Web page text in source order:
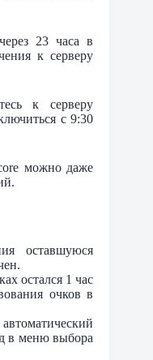
23 часа в
к серверу
к серверу
с 9:30
можно даже
оставшуюся
остался 1 час
очков в
в меню выбора